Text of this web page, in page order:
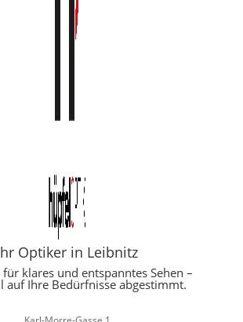
Optiker in Leibnitz
klares und entspanntes Sehen –
auf Ihre Bedürfnisse abgestimmt.